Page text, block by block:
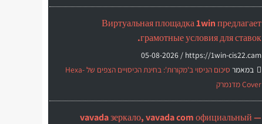
Виртуальная площадка 1win предлагает
грамотные условия для ставок.
https://1win-cis22.cam /
05-08-2026
במאמר
סיכום הניסוי ב'מקורות': בחינת הכיסויים הצפים של Hexa-
Cover מדנמרק
vavada зеркало, vavada com официальный —